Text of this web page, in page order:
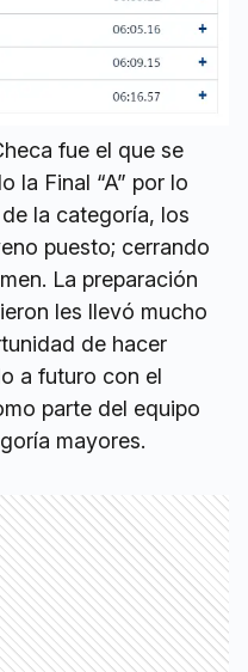
fue el que se
la Final “A” por lo
la categoría, los
puesto; cerrando
La preparación
les llevó mucho
de hacer
a futuro con el
parte del equipo
mayores.